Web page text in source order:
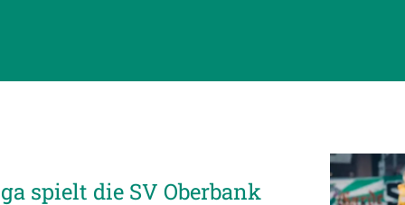
spielt die SV Oberbank